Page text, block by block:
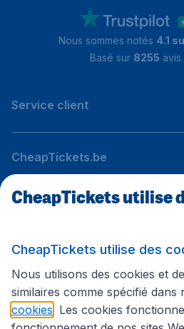
Nous sommes notés 4.1
Basé sur 8255
Service client
CheapTickets.be
Sites internationaux
Suivez CheapTickets.be
CheapTickets utilise
CheapTickets utilise des
Nous utilisons des cookies et
similaires comme spécifié dans
cookies . Les cookies